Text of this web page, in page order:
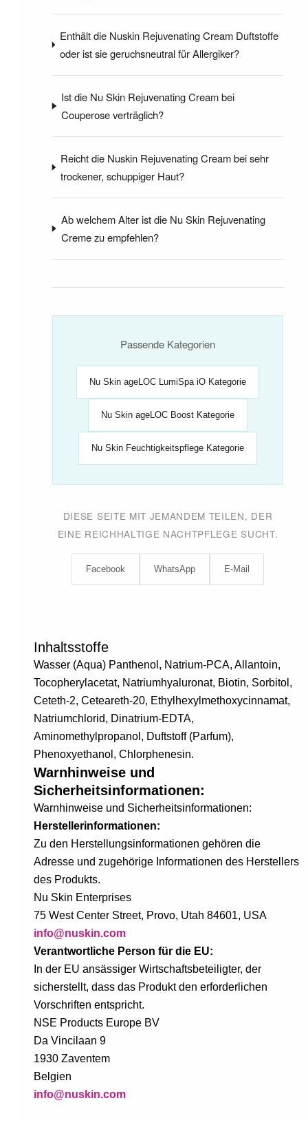
Enthält die Nuskin Rejuvenating Cream Duftstoffe
oder ist sie geruchsneutral für Allergiker?
Ist die Nu Skin Rejuvenating Cream bei
Couperose verträglich?
Reicht die Nuskin Rejuvenating Cream bei sehr
trockener, schuppiger Haut?
Ab welchem Alter ist die Nu Skin Rejuvenating
Creme zu empfehlen?
Passende Kategorien
Nu Skin ageLOC LumiSpa iO Kategorie
Nu Skin ageLOC Boost Kategorie
Nu Skin Feuchtigkeitspflege Kategorie
DIESE SEITE MIT JEMANDEM TEILEN, DER
EINE REICHHALTIGE NACHTPFLEGE SUCHT.
Facebook WhatsApp E-Mail
Inhaltsstoffe
Wasser (Aqua) Panthenol, Natrium-PCA, Allantoin,
Tocopherylacetat, Natriumhyaluronat, Biotin, Sorbitol,
Ceteth-2, Ceteareth-20, Ethylhexylmethoxycinnamat,
Natriumchlorid, Dinatrium-EDTA,
Aminomethylpropanol, Duftstoff (Parfum),
Phenoxyethanol, Chlorphenesin.
Warnhinweise und
Sicherheitsinformationen:
Warnhinweise und Sicherheitsinformationen:
Herstellerinformationen:
Zu den Herstellungsinformationen gehören die
Adresse und zugehörige Informationen des Herstellers
des Produkts.
Nu Skin Enterprises
75 West Center Street, Provo, Utah 84601, USA
info@nuskin.com
Verantwortliche Person für die EU:
In der EU ansässiger Wirtschaftsbeteiligter, der
sicherstellt, dass das Produkt den erforderlichen
Vorschriften entspricht.
NSE Products Europe BV
Da Vincilaan 9
1930 Zaventem
Belgien
info@nuskin.com